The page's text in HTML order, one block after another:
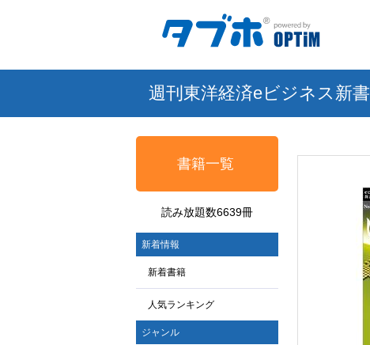
週刊東洋経済eビジネス新書
書籍一覧
読み放題数6639冊
新着情報
新着書籍
人気ランキング
ジャンル